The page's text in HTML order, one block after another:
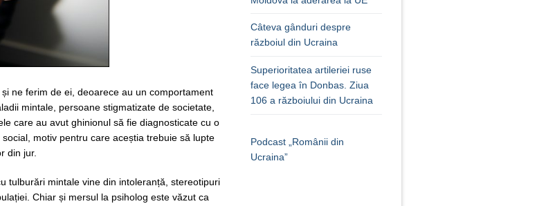
ne ferim de ei, deoarece au un comportament
mintale, persoane stigmatizate de societate,
care au avut ghinionul să fie diagnosticate cu o
motiv pentru care aceștia trebuie să lupte
din jur.
tulburări mintale vine din intoleranță, stereotipuri
Chiar și mersul la psiholog este văzut ca
Câteva gânduri despre
războiul din Ucraina
Superioritatea artileriei ruse
face legea în Donbas. Ziua
106 a războiului din Ucraina
Podcast „Românii din
Ucraina”